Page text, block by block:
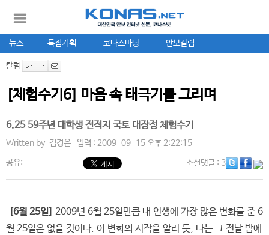
뉴스 특집기획 코나스마당 안보칼럼
칼럼
[체험수기6] 마음 속 태극기를 그리며
6.25 59주년 대학생 전적지 국토 대장정 체험수기
Written by. 김경은 입력 : 2009-09-15 오후 2:22:15
공유: 소셜댓글: 3
[6월 25일] 2009년 6월 25일만큼 내 인생에 가장 많은 변화를 준 6
월 25일은 없을 것이다. 이 변화의 시작을 알리 듯, 나는 그 전날 밤에